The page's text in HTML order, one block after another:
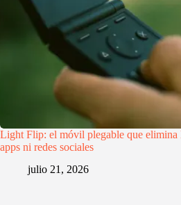
Light Flip: el móvil plegable que elimina
apps ni redes sociales
julio 21, 2026